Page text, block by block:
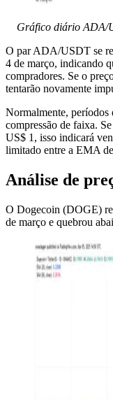
Gráfico diário ADA/
O par ADA/USDT se
4 de março, indicando
compradores. Se o
tentarão novamente
Normalmente, períodos
compressão de faixa.
US$ 1, isso indicará
limitado entre a EMA
Análise de
O Dogecoin (DOGE)
de março e quebrou